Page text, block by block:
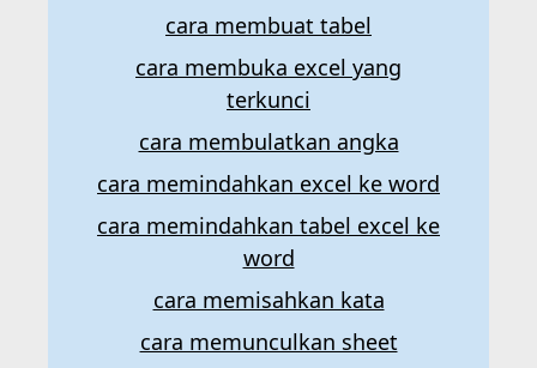
cara membuat tabel
cara membuka excel yang
terkunci
cara membulatkan angka
cara memindahkan excel ke word
cara memindahkan tabel excel ke
word
cara memisahkan kata
cara memunculkan sheet